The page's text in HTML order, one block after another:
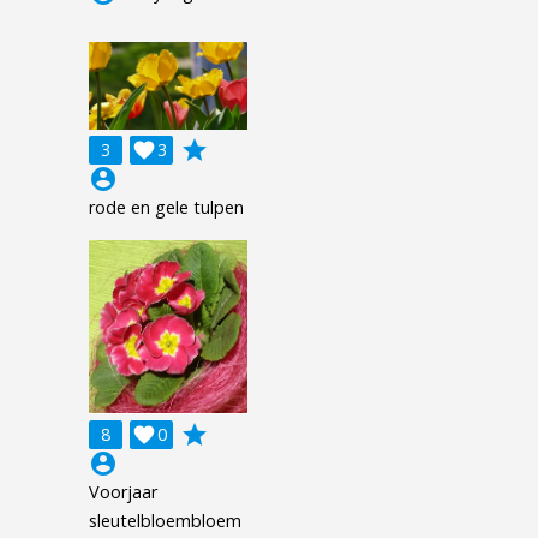
3 3

grade
account_circle
rode en gele tulpen
8 0

grade
account_circle
Voorjaar
sleutelbloembloem